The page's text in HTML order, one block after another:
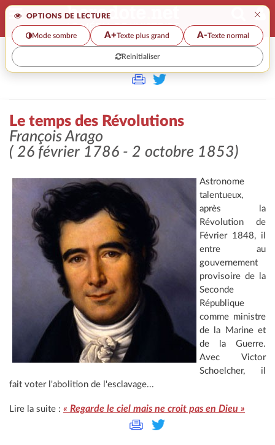
OPTIONS DE LECTURE ×
Mode sombre A+Texte plus grand A-Texte normal
Reinitialiser
>>
Le temps des Révolutions
François Arago
( 26 février 1786 - 2 octobre 1853)
Astronome
talentueux,
après la
Révolution de
Février 1848, il
entre au
gouvernement
provisoire de la
Seconde
République
comme ministre
de la Marine et
de la Guerre.
Avec Victor
Schoelcher, il
fait voter l'abolition de l'esclavage...
Lire la suite : « Regarde le ciel mais ne croit pas en Dieu »